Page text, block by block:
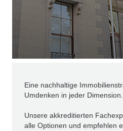
Eine nachhaltige
Umdenken in jeder Dimension.
Unsere akkreditierten
alle Optionen und empfehlen